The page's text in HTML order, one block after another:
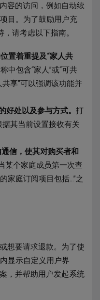
容的访问，例如自动续
目。为了鼓励用户充
，请考虑以下指南。
置着重提及“家人共
中包含“家人”或“可共
享”可以强调该功能并
好处以及参与方式。 打
据其当前设置接收有关
信，使其对购买者和
某个家庭成员第一次查
家庭订阅项目包括…”之
想要请求退款。为了使
显示自定义用户界
，并帮助用户发起系统